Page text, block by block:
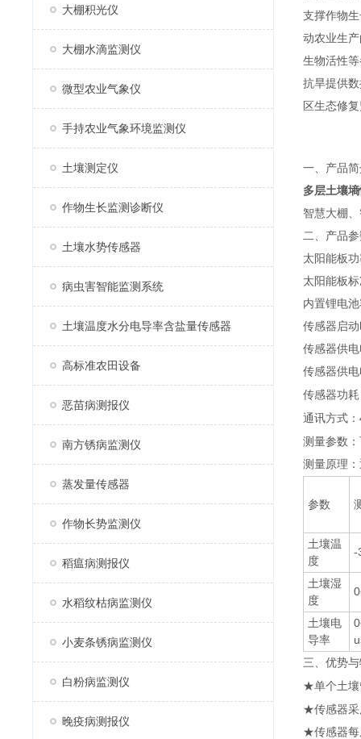
大棚积光仪
大棚水滴监测仪
微型农业气象仪
手持农业气象环境监测仪
土壤测定仪
作物生长监测诊断仪
土壤水势传感器
病虫害智能监测系统
土壤温度水分电导率含盐量传感器
高标准农田设备
恶苗病测报仪
南方锈病监测仪
蒸发量传感器
作物长势监测仪
稻瘟病测报仪
水稻纹枯病监测仪
小麦条锈病监测仪
白粉病监测仪
晚疫病测报仪
支撑作物
动农业生
生物活性
抗旱提供
区生态修
一、产品
多层土壤
智慧大棚
二、产品
太阳能板
太阳能板
内置锂电
传感器启
传感器供
传感器供
传感器功
通讯方式：
测量参数
测量原理
参数
土壤温
度
-
土壤湿
度
土壤电
导率
三、优势
★单个土壤
★传感器采
★传感器每